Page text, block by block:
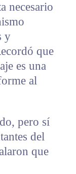
necesario
y
que
es una
al
pero sí
del
que